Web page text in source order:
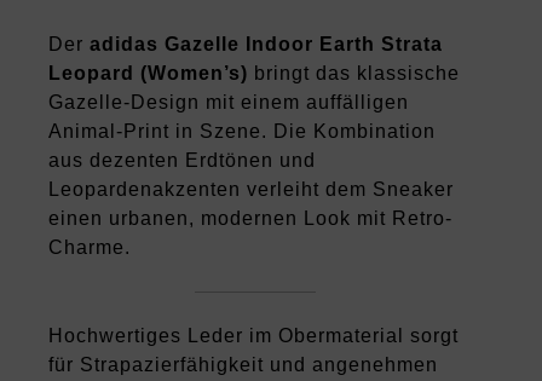
Deradidas Gazelle Indoor Earth Strata
Leopard (Women’s) bringt das klassische
Gazelle-Design mit einem auffälligen
Animal-Print in Szene. Die Kombination
aus dezenten Erdtönen und
Leopardenakzenten verleiht dem Sneaker
einen urbanen, modernen Look mit Retro-
Charme.
Hochwertiges Leder im Obermaterial sorgt
für Strapazierfähigkeit und angenehmen